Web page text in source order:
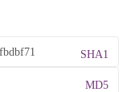
SHA1
MD5